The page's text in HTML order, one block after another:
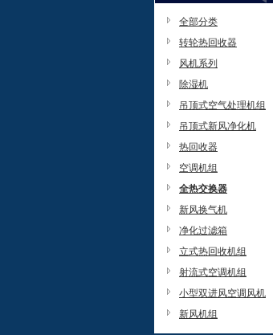
全部分类
转轮热回收器
风机系列
除湿机
吊顶式空气处理机组
吊顶式新风净化机
热回收器
空调机组
全热交换器
新风换气机
净化过滤箱
立式热回收机组
射流式空调机组
小型双进风空调风机
新风机组